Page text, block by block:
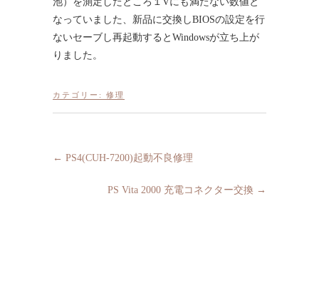
なっていました、新品に交換しBIOSの設定を行
ないセーブし再起動するとWindowsが立ち上が
りました。
カテゴリー: 修理
← PS4(CUH-7200)起動不良修理
PS Vita 2000 充電コネクター交換 →